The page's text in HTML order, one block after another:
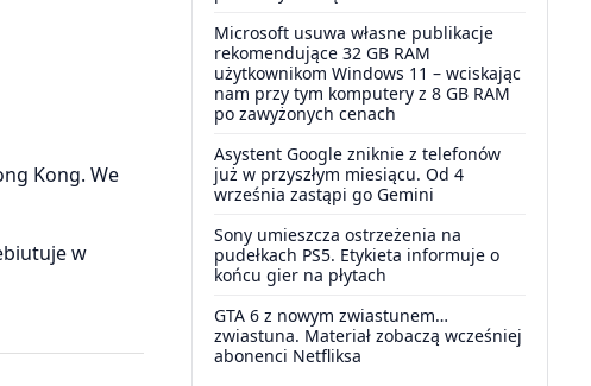
Kong. We
w
Microsoft usuwa własne publikacje
rekomendujące 32 GB RAM
użytkownikom Windows 11 – wciskając
nam przy tym komputery z 8 GB RAM
po zawyżonych cenach
Asystent Google zniknie z telefonów
już w przyszłym miesiącu. Od 4
września zastąpi go Gemini
Sony umieszcza ostrzeżenia na
pudełkach PS5. Etykieta informuje o
końcu gier na płytach
GTA 6 z nowym zwiastunem…
zwiastuna. Materiał zobaczą wcześniej
abonenci Netfliksa